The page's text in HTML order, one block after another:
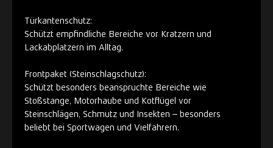
Türkantenschutz:
Schützt empfindliche Bereiche vor Kratzern und
Lackabplatzern im Alltag.
Frontpaket (Steinschlagschutz):
Schützt besonders beanspruchte Bereiche wie
Stoßstange, Motorhaube und Kotflügel vor
Steinschlägen, Schmutz und Insekten – besonders
beliebt bei Sportwagen und Vielfahrern.